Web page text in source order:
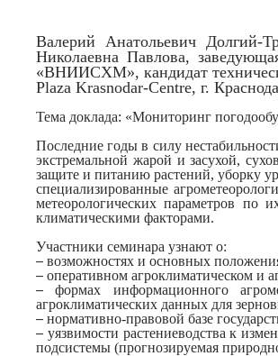
Валерий Анатольевич Долгий-
Николаевна Павлова,
«ВНИИСХМ», кандидат
Plaza Krasnodar-Centre, г.
Тема доклада: «Мониторинг
Последние годы в силу
экстремальной жарой и засухой,
защите и питанию растений, уборку
специализированные
метеорологических параметров по
климатическими факторами.
Участники семинара узнают о:
– возможностях и основных
– оперативном агроклиматическом и
–формах информационного
агроклиматических данных для
– нормативно-правовой базе
– уязвимости растениеводства к
подсистемы (прогнозируемая